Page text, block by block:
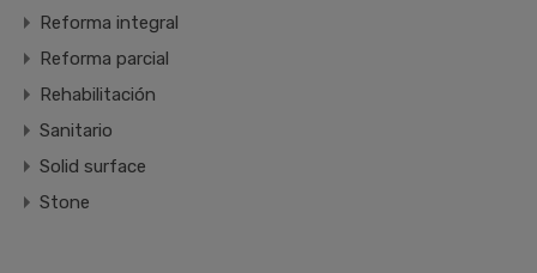
Reforma integral
Reforma parcial
Rehabilitación
Sanitario
Solid surface
Stone